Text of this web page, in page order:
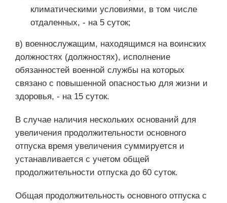
климатическими условиями, в том числе
отдаленных, - на 5 суток;
в) военнослужащим, находящимся на воинских
должностях (должностях), исполнение
обязанностей военной службы на которых
связано с повышенной опасностью для жизни и
здоровья, - на 15 суток.
В случае наличия нескольких оснований для
увеличения продолжительности основного
отпуска время увеличения суммируется и
устанавливается с учетом общей
продолжительности отпуска до 60 суток.
Общая продолжительность основного отпуска с